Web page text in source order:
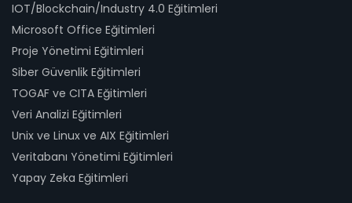
IOT/Blockchain/Industry 4.0 Eğitimleri
Microsoft Office Eğitimleri
Proje Yönetimi Eğitimleri
Siber Güvenlik Eğitimleri
TOGAF ve CITA Eğitimleri
Veri Analizi Eğitimleri
Unix ve Linux ve AIX Eğitimleri
Veritabanı Yönetimi Eğitimleri
Yapay Zeka Eğitimleri